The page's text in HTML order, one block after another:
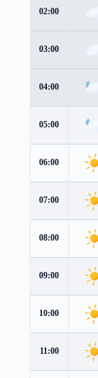
02:00
03:00
04:00
05:00
06:00
07:00
08:00
09:00
10:00
11:00